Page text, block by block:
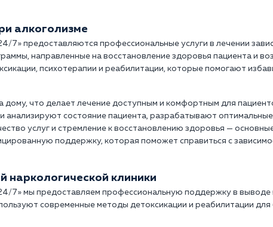
алкоголизме
7» предоставляются профессиональные услуги в лечении
направленные на восстановление здоровья пациента и
психотерапии и реабилитации, которые помогают
дому, что делает лечение доступным и комфортным для
анализируют состояние пациента, разрабатывают
услуг и стремление к восстановлению здоровья —
поддержку, которая поможет справиться с
наркологической клиники
7» мы предоставляем профессиональную поддержку в выводе
современные методы детоксикации и реабилитации